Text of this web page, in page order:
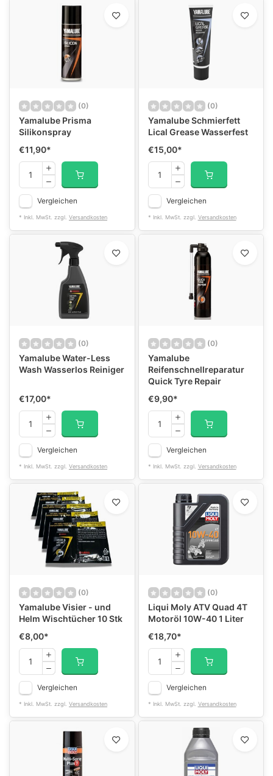
(0)
Yamalube Prisma
Silikonspray
€11,90*
Vergleichen
* Inkl. MwSt. zzgl. Versandkosten
(0)
Yamalube Schmierfett
Lical Grease Wasserfest
€15,00*
Vergleichen
* Inkl. MwSt. zzgl. Versandkosten
(0)
Yamalube Water-Less
Wash Wasserlos Reiniger
€17,00*
Vergleichen
* Inkl. MwSt. zzgl. Versandkosten
(0)
Yamalube
Reifenschnellreparatur
Quick Tyre Repair
€9,90*
Vergleichen
* Inkl. MwSt. zzgl. Versandkosten
(0)
Yamalube Visier - und
Helm Wischtücher 10 Stk
€8,00*
Vergleichen
* Inkl. MwSt. zzgl. Versandkosten
(0)
Liqui Moly ATV Quad 4T
Motoröl 10W-40 1 Liter
€18,70*
Vergleichen
* Inkl. MwSt. zzgl. Versandkosten